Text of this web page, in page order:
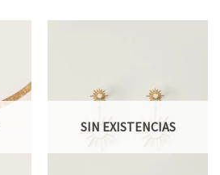
SIN EXISTENCIAS